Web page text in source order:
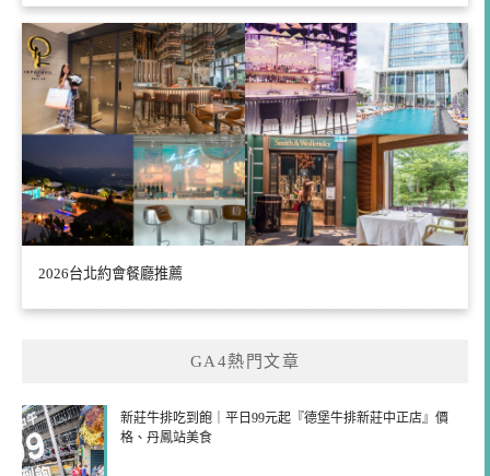
2026台北約會餐廳推薦
GA4熱門文章
新莊牛排吃到飽｜平日99元起『德堡牛排新莊中正店』價
格、丹鳳站美食